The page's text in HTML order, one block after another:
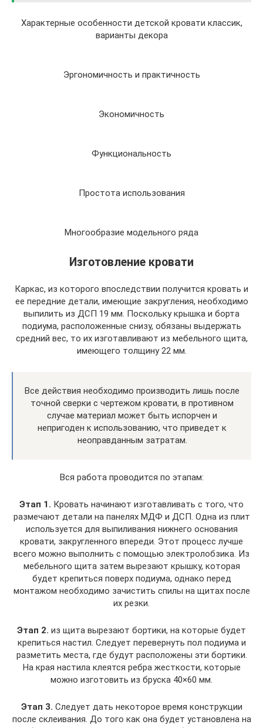
Характерные особенности детской кровати классик,
варианты декора
Эргономичность и практичность
Экономичность
Функциональность
Простота использования
Многообразие модельного ряда
Изготовление кровати
Каркас, из которого впоследствии получится кровать и
ее передние детали, имеющие закругления, необходимо
выпилить из ДСП 19 мм. Поскольку крышка и борта
подиума, расположенные снизу, обязаны выдержать
средний вес, то их изготавливают из мебельного щита,
имеющего толщину 22 мм.
Все действия необходимо производить лишь после
точной сверки с чертежом кровати, в противном
случае материал может быть испорчен и
непригоден к использованию, что приведет к
неоправданным затратам.
Вся работа проводится по этапам:
Этап 1. Кровать начинают изготавливать с того, что
размечают детали на панелях МДФ и ДСП. Одна из плит
используется для выпиливания нижнего основания
кровати, закругленного впереди. Этот процесс лучше
всего можно выполнить с помощью электролобзика. Из
мебельного щита затем вырезают крышку, которая
будет крепиться поверх подиума, однако перед
монтажом необходимо зачистить спилы на щитах после
их резки.
Этап 2. из щита вырезают бортики, на которые будет
крепиться настил. Следует перевернуть пол подиума и
разметить места, где будут расположены эти бортики.
На края настила клеятся ребра жесткости, которые
можно изготовить из бруска 40×60 мм.
Этап 3. Следует дать некоторое время конструкции
после склеивания. До того как она будет установлена на